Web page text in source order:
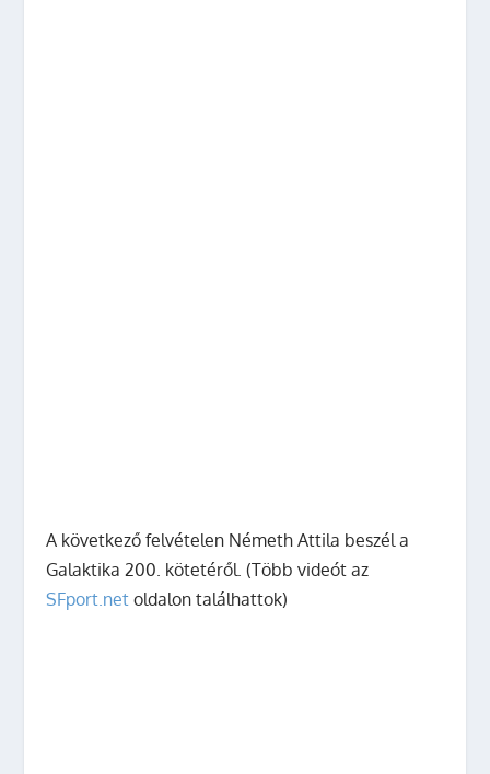
A következő felvételen Németh Attila beszél a
Galaktika 200. kötetéről. (Több videót az
SFport.net oldalon találhattok)